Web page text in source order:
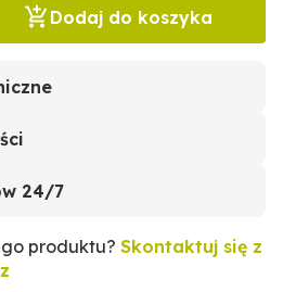
Dodaj do koszyka
24/7
produktu? Skontaktuj się z